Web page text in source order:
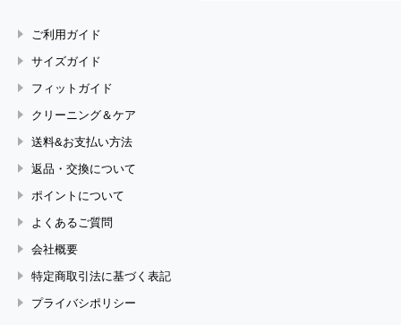
ご利用ガイド
サイズガイド
フィットガイド
クリーニング＆ケア
送料&お支払い方法
返品・交換について
ポイントについて
よくあるご質問
会社概要
特定商取引法に基づく表記
プライバシポリシー